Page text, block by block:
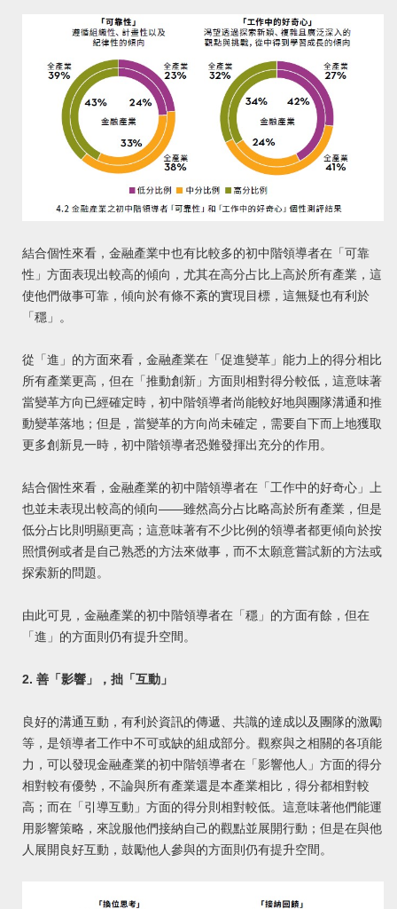
結合個性來看，金融產業中也有比較多的初中階領導者在「可靠
性」方面表現出較高的傾向，尤其在高分占比上高於所有產業，這
使他們做事可靠，傾向於有條不紊的實現目標，這無疑也有利於
「穩」。
從「進」的方面來看，金融產業在「促進變革」能力上的得分相比
所有產業更高，但在「推動創新」方面則相對得分較低，這意味著
當變革方向已經確定時，初中階領導者尚能較好地與團隊溝通和推
動變革落地；但是，當變革的方向尚未確定，需要自下而上地獲取
更多創新見一時，初中階領導者恐難發揮出充分的作用。
結合個性來看，金融產業的初中階領導者在「工作中的好奇心」上
也並未表現出較高的傾向——雖然高分占比略高於所有產業，但是
低分占比則明顯更高；這意味著有不少比例的領導者都更傾向於按
照慣例或者是自己熟悉的方法來做事，而不太願意嘗試新的方法或
探索新的問題。
由此可見，金融產業的初中階領導者在「穩」的方面有餘，但在
「進」的方面則仍有提升空間。
2. 善「影響」，拙「互動」
良好的溝通互動，有利於資訊的傳遞、共識的達成以及團隊的激勵
等，是領導者工作中不可或缺的組成部分。觀察與之相關的各項能
力，可以發現金融產業的初中階領導者在「影響他人」方面的得分
相對較有優勢，不論與所有產業還是本產業相比，得分都相對較
高；而在「引導互動」方面的得分則相對較低。這意味著他們能運
用影響策略，來說服他們接納自己的觀點並展開行動；但是在與他
人展開良好互動，鼓勵他人參與的方面則仍有提升空間。